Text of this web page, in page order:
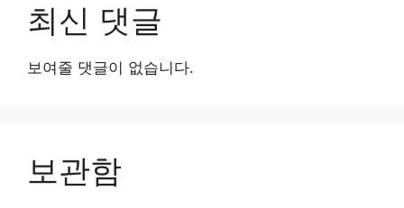
최신 댓글
보여줄 댓글이 없습니다.
보관함